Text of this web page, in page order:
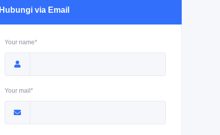
Hubungi via Email
Your name*
Your mail*